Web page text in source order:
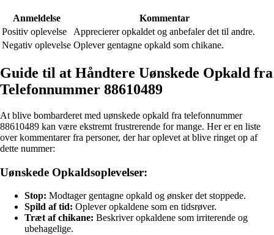
Anmeldelse
Kommentar
Positiv oplevelse
Apprecierer opkaldet og anbefaler det til andre.
Negativ oplevelse Oplever gentagne opkald som chikane.
Guide til at Håndtere Uønskede Opkald fra
Telefonnummer 88610489
At blive bombarderet med uønskede opkald fra telefonnummer
88610489 kan være ekstremt frustrerende for mange. Her er en liste
over kommentarer fra personer, der har oplevet at blive ringet op af
dette nummer:
Uønskede Opkaldsoplevelser:
Stop: Modtager gentagne opkald og ønsker det stoppede.
Spild af tid: Oplever opkaldene som en tidsrøver.
Træt af chikane: Beskriver opkaldene som irriterende og
ubehagelige.